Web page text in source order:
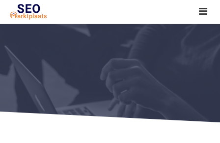
SEO tools reviews
Marketeer bij jou in de buurt?
Offerte
1. Seo voor beginners +
2. Onderzoeken +